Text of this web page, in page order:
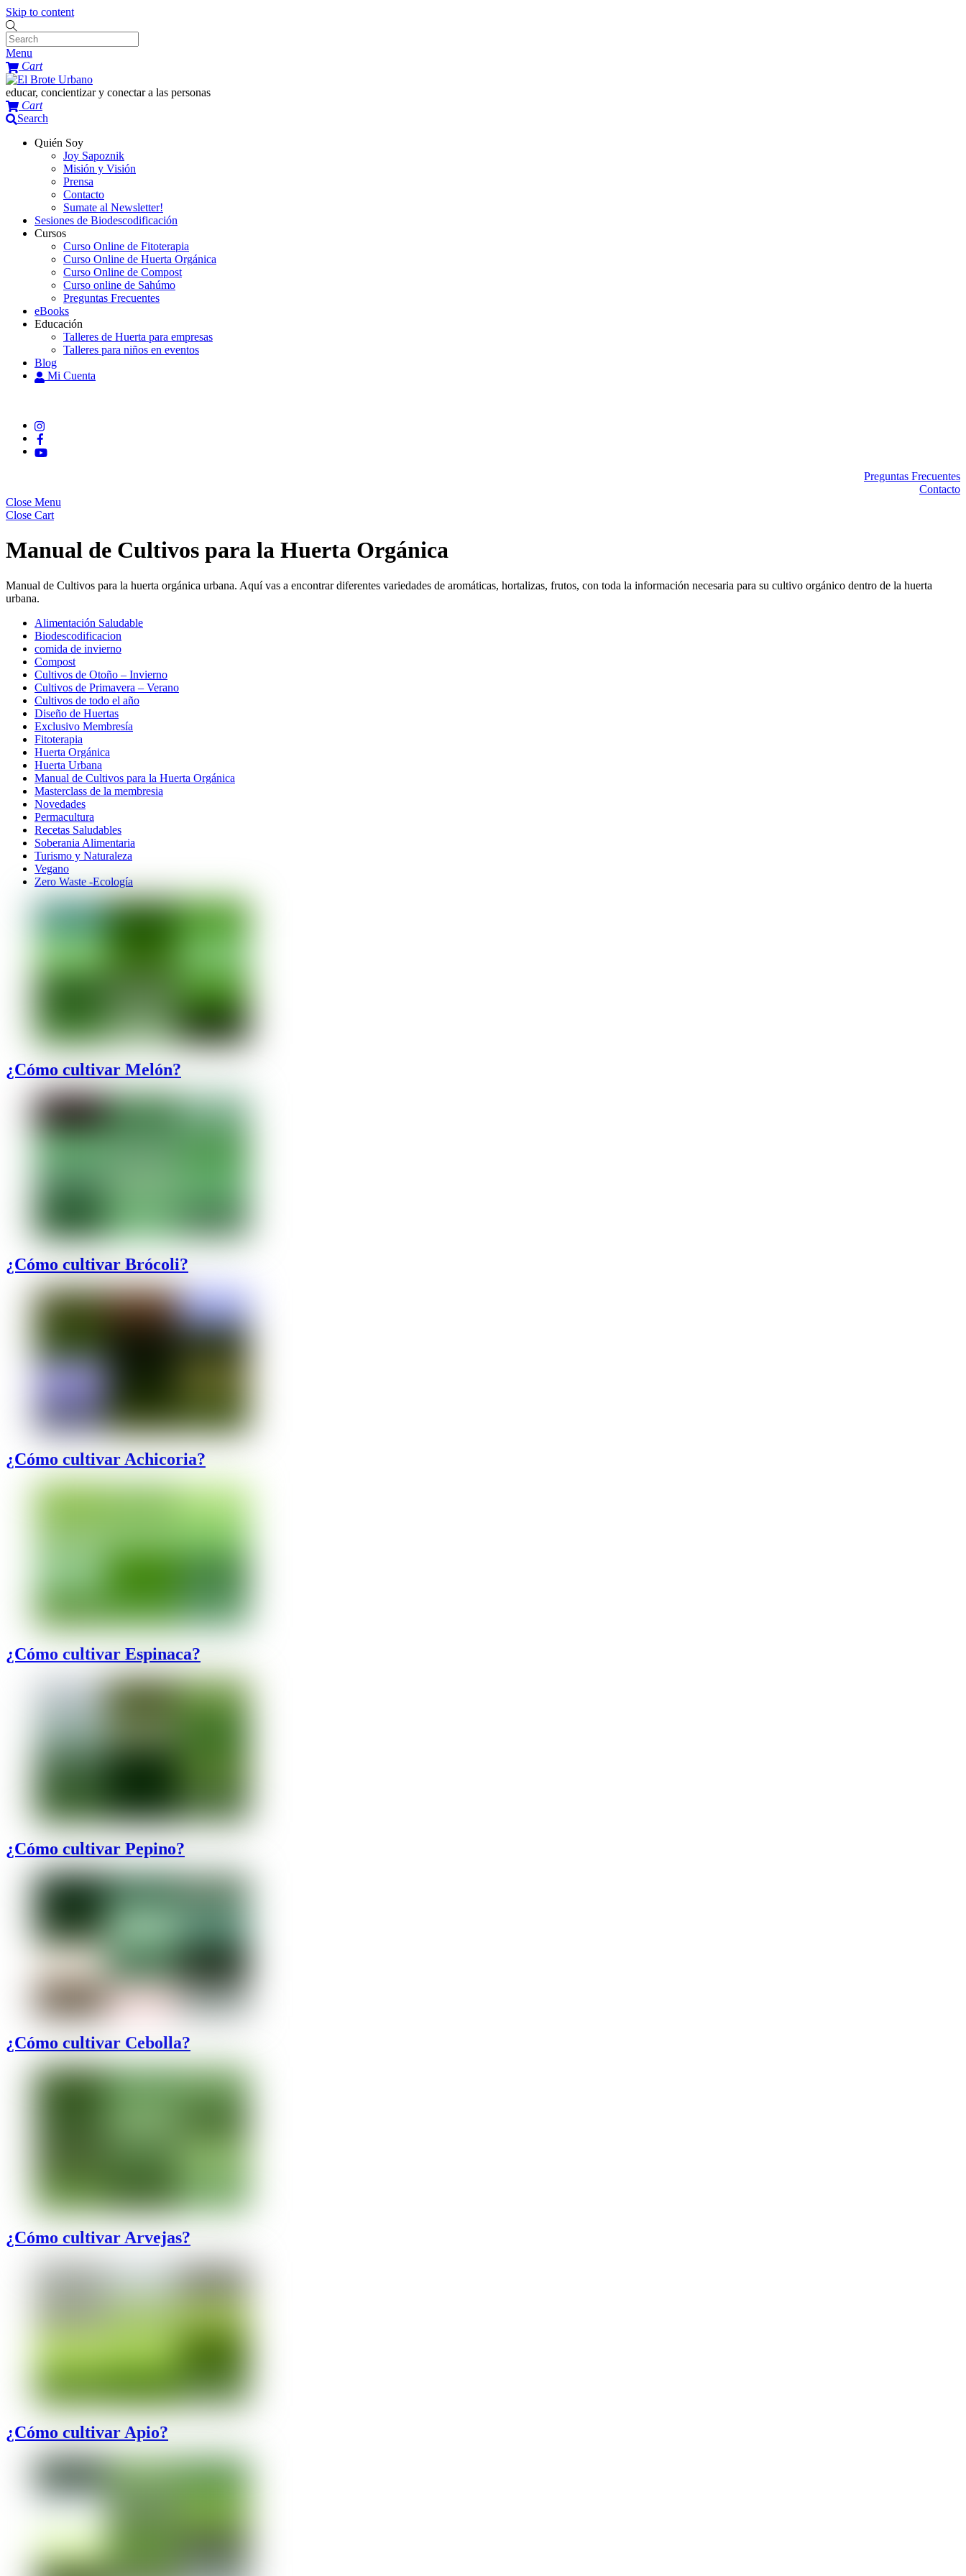
Skip to content
Menu
Cart
educar, concientizar y conectar a las personas
Cart
Search
Quién Soy
Joy Sapoznik
Misión y Visión
Prensa
Contacto
Sumate al Newsletter!
Sesiones de Biodescodificación
Cursos
Curso Online de Fitoterapia
Curso Online de Huerta Orgánica
Curso Online de Compost
Curso online de Sahúmo
Preguntas Frecuentes
eBooks
Educación
Talleres de Huerta para empresas
Talleres para niños en eventos
Blog
Mi Cuenta
Preguntas Frecuentes
Contacto
Close Menu
Close Cart
Manual de Cultivos para la Huerta Orgánica
Manual de Cultivos para la huerta orgánica urbana. Aquí vas a encontrar diferentes variedades de aromáticas, hortalizas, frutos, con toda la información necesaria para su cultivo orgánico dentro de la huerta
urbana.
Alimentación Saludable
Biodescodificacion
comida de invierno
Compost
Cultivos de Otoño – Invierno
Cultivos de Primavera – Verano
Cultivos de todo el año
Diseño de Huertas
Exclusivo Membresía
Fitoterapia
Huerta Orgánica
Huerta Urbana
Manual de Cultivos para la Huerta Orgánica
Masterclass de la membresia
Novedades
Permacultura
Recetas Saludables
Soberania Alimentaria
Turismo y Naturaleza
Vegano
Zero Waste -Ecología
¿Cómo cultivar Melón?
¿Cómo cultivar Brócoli?
¿Cómo cultivar Achicoria?
¿Cómo cultivar Espinaca?
¿Cómo cultivar Pepino?
¿Cómo cultivar Cebolla?
¿Cómo cultivar Arvejas?
¿Cómo cultivar Apio?